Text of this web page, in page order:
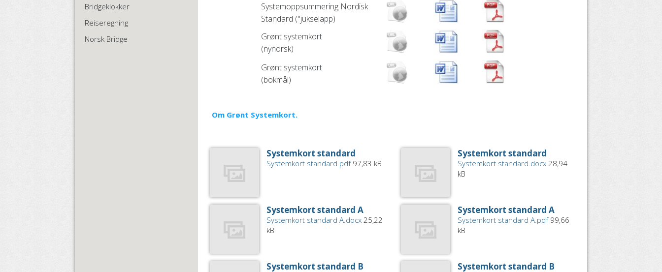
Systemoppsummering Nordisk
Standard ("jukselapp)
Grønt systemkort
(nynorsk)
Grønt systemkort
(bokmål)
Om Grønt Systemkort.
Systemkort standard
Systemkort standard.pdf97,83 kB
Systemkort standard
Systemkort standard.docx 28,94
kB
Systemkort standard A
Systemkort standard A.docx 25,22
kB
Systemkort standard A
Systemkort standard A.pdf99,66
kB
Systemkort standard B Systemkort standard B
Bridgeklokker
Reiseregning
Norsk Bridge